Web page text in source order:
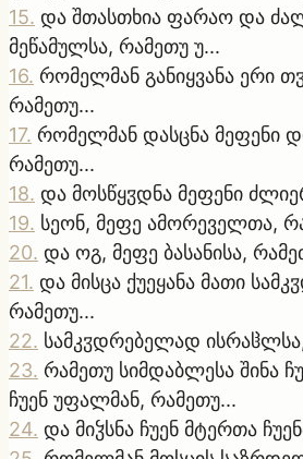
15. და შთასთხია ფარაო და
მეწამულსა, რამეთუ უ...
16. რომელმან განიყვანა ერი
რამეთუ...
17. რომელმან დასცნა მეფენი
რამეთუ...
18. და მოსწყჳდნა მეფენი
19. სეონ, მეფე ამორეველთა,
20. და ოგ, მეფე ბასანისა,
21. და მისცა ქუეყანა მათი
რამეთუ...
22. სამკჳდრებელად
23. რამეთუ სიმდაბლესა შინა
ჩუენ უფალმან, რამეთუ...
24. და მიჴსნა ჩუენ მტერთა